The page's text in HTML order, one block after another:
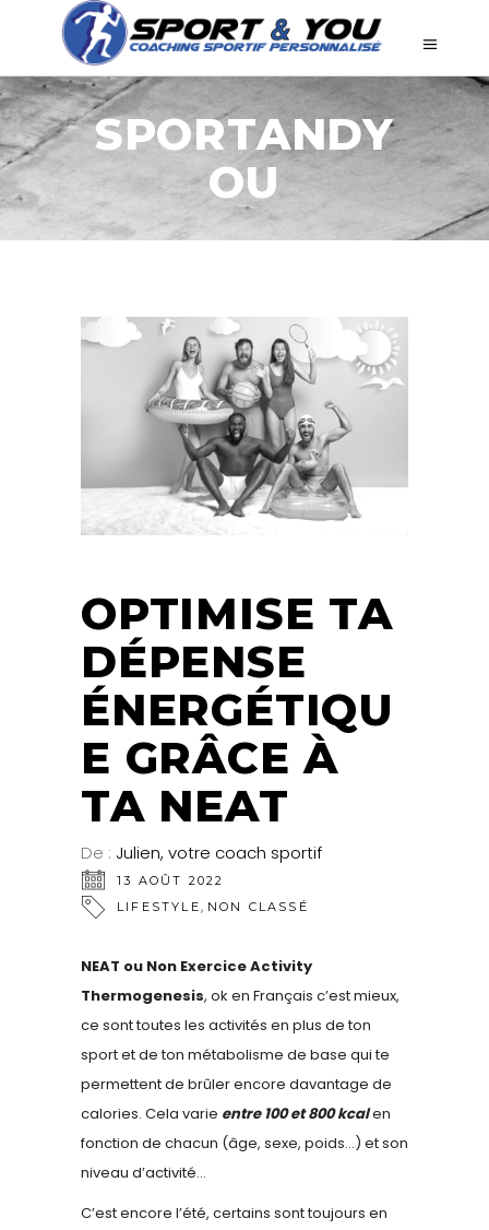
SPORTANDY
OU
OPTIMISE TA
DÉPENSE
ÉNERGÉTIQU
E GRÂCE À
TA NEAT
De : Julien, votre coach sportif
13 AOÛT 2022
LIFESTYLE, NON CLASSÉ
NEAT ou Non Exercice Activity
Thermogenesis, ok en Français c’est mieux,
ce sont toutes les activités en plus de ton
sport et de ton métabolisme de base qui te
permettent de brûler encore davantage de
calories. Cela varie entre 100 et 800 kcalen
fonction de chacun (âge, sexe, poids…) et son
niveau d’activité…
C’est encore l’été, certains sont toujours en